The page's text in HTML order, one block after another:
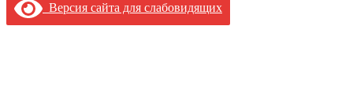
Версия сайта для слабовидящих